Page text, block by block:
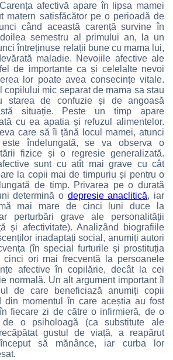
afectivă apare în lipsa mamei
matern satisfăcător pe o perioadă de
când această carență survine în
semestru al primului an, la un
întreținuse relații bune cu mama lui,
maladie. Nevoiile afective ale
de importante ca și celelalte nevoi
lor poate avea consecințe vitale.
copilului mic separat de mama sa stau
starea de confuzie și de angoasă
situație. Peste un timp apare
cu ea apatia și refuzul alimentelor.
care să îi țănă locul mamei, atunci
îndelungată, se va observa o
fizice și o regresie generalizată.
sunt cu atît mai grave cu cât
la copii mai de timpuriu și pentru o
de timp. Privarea pe o durată
determină o depresie anaclitică, iar
mai mare de cinci luni duce la
perturbări grave ale personalității
și afectivitate). Analizând biografiile
inadaptați social, anumiți autori
(în special furturile și prostituția
cinci ori mai frecventă la persoanele
afective în copilărie, decât la cei
normală. Un alt argument important îl
de care beneficiază anumiți copii
din momentul în care aceștia au fost
fiecare zi de către o infirmieră, de o
de o psiholoagă (ca substitute ale
gustul de viață, a reapărut
să mănânce, iar curba lor